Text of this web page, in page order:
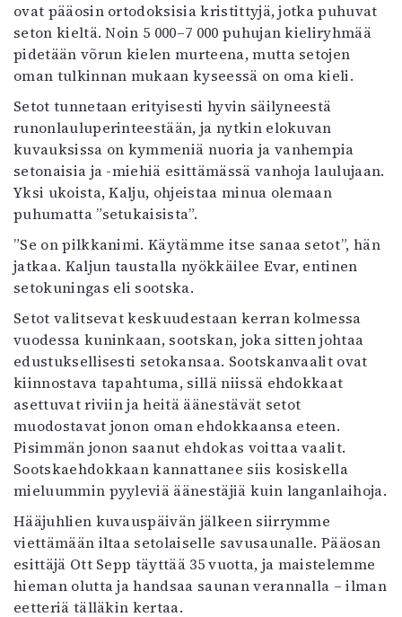
ovat pääosin ortodoksisia kristittyjä, jotka puhuvat
seton kieltä. Noin 5 000–7 000 puhujan kieliryhmää
pidetään võrun kielen murteena, mutta setojen
oman tulkinnan mukaan kyseessä on oma kieli.
Setot tunnetaan erityisesti hyvin säilyneestä
runonlauluperinteestään, ja nytkin elokuvan
kuvauksissa on kymmeniä nuoria ja vanhempia
setonaisia ja -miehiä esittämässä vanhoja laulujaan.
Yksi ukoista, Kalju, ohjeistaa minua olemaan
puhumatta ”setukaisista”.
”Se on pilkkanimi. Käytämme itse sanaa setot”, hän
jatkaa. Kaljun taustalla nyökkäilee Evar, entinen
setokuningas eli sootska.
Setot valitsevat keskuudestaan kerran kolmessa
vuodessa kuninkaan, sootskan, joka sitten johtaa
edustuksellisesti setokansaa. Sootskanvaalit ovat
kiinnostava tapahtuma, sillä niissä ehdokkaat
asettuvat riviin ja heitä äänestävät setot
muodostavat jonon oman ehdokkaansa eteen.
Pisimmän jonon saanut ehdokas voittaa vaalit.
Sootskaehdokkaan kannattanee siis kosiskella
mieluummin pyyleviä äänestäjiä kuin langanlaihoja.
Hääjuhlien kuvauspäivän jälkeen siirrymme
viettämään iltaa setolaiselle savusaunalle. Pääosan
esittäjä Ott Sepp täyttää 35 vuotta, ja maistelemme
hieman olutta ja handsaa saunan verannalla – ilman
eetteriä tälläkin kertaa.